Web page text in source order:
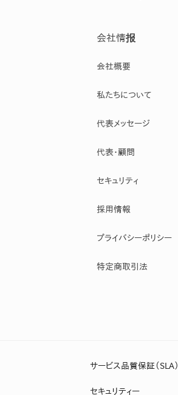
会社情报
会社概要
私たちについて
代表メッセージ
代表・顧問
セキュリティ
採用情報
プライバシーポリシー
特定商取引法
サービス品質保証（SLA）
セキュリティー